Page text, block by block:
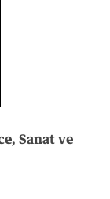
Sanat ve